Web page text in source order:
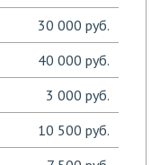
30 000 руб.
40 000 руб.
3 000 руб.
10 500 руб.